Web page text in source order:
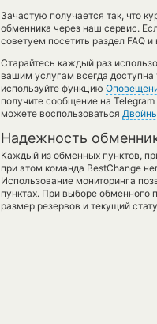
Зачастую получается так, что
обменника через наш сервис.
советуем посетить раздел FAQ
Старайтесь каждый раз
вашим услугам всегда доступна
используйте функцию
получите сообщение на
можете воспользоваться
Надежность
Каждый из обменных пунктов,
при этом команда BestChange
Использование мониторинга
пунктах. При выборе обменного
размер резервов и текущий